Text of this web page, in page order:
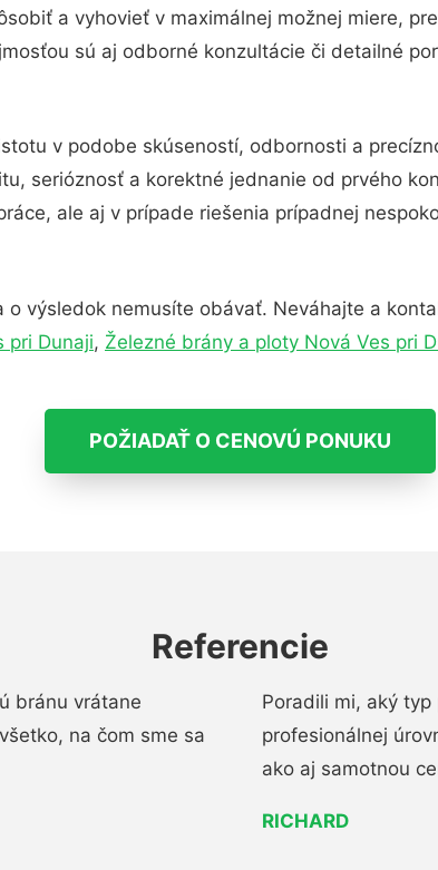
a vyhovieť v maximálnej možnej miere,
sú aj odborné konzultácie či detailné
v podobe skúseností, odbornosti a
serióznosť a korektné jednanie od prvého
ale aj v prípade riešenia prípadnej
o výsledok nemusíte obávať. Neváhajte a
pri Dunaji, Železné brány a ploty Nová Ves pri
POŽIADAŤ O CENOVÚ PONUKU
Referencie
bránu vrátane
na čom sme sa
Poradili mi, aký
profesionálnej
ako aj samotnou
RICHARD